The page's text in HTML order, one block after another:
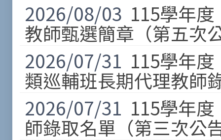
2026/08/03 115學年
教師甄選簡章（第五次
2026/07/31 115學年
類巡輔班長期代理教師
2026/07/31 115學年
師錄取名單（第三次公